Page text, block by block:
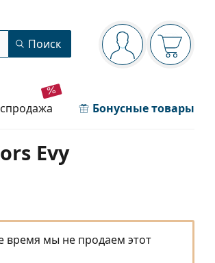
Панель навигации
Вы вошли вВаша
Поиск
Бонусные товары
Evy
время мы не продаем этот